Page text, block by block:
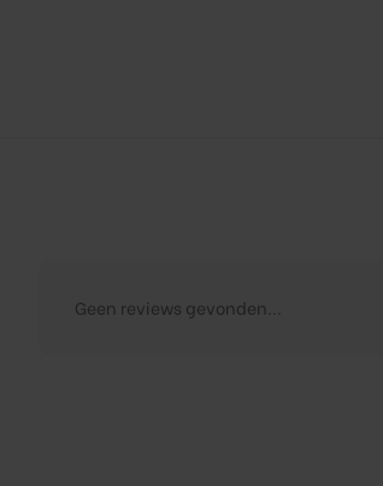
Geen reviews gevonden...